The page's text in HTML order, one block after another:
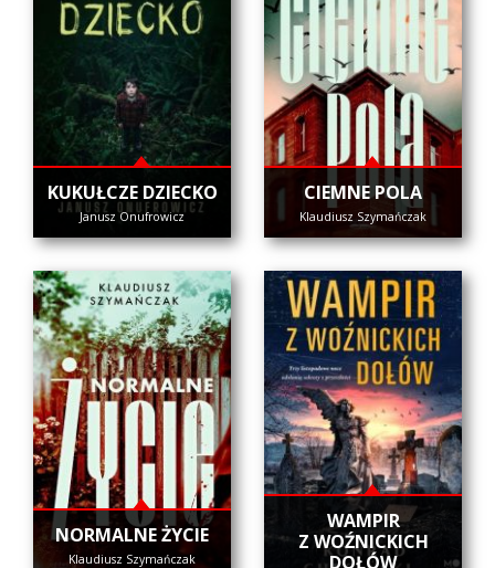
KUKUŁCZE DZIECKO
Janusz Onufrowicz
CIEMNE POLA
Klaudiusz Szymańczak
NORMALNE ŻYCIE
Klaudiusz Szymańczak
WAMPIR
Z WOŹNICKICH
DOŁÓW